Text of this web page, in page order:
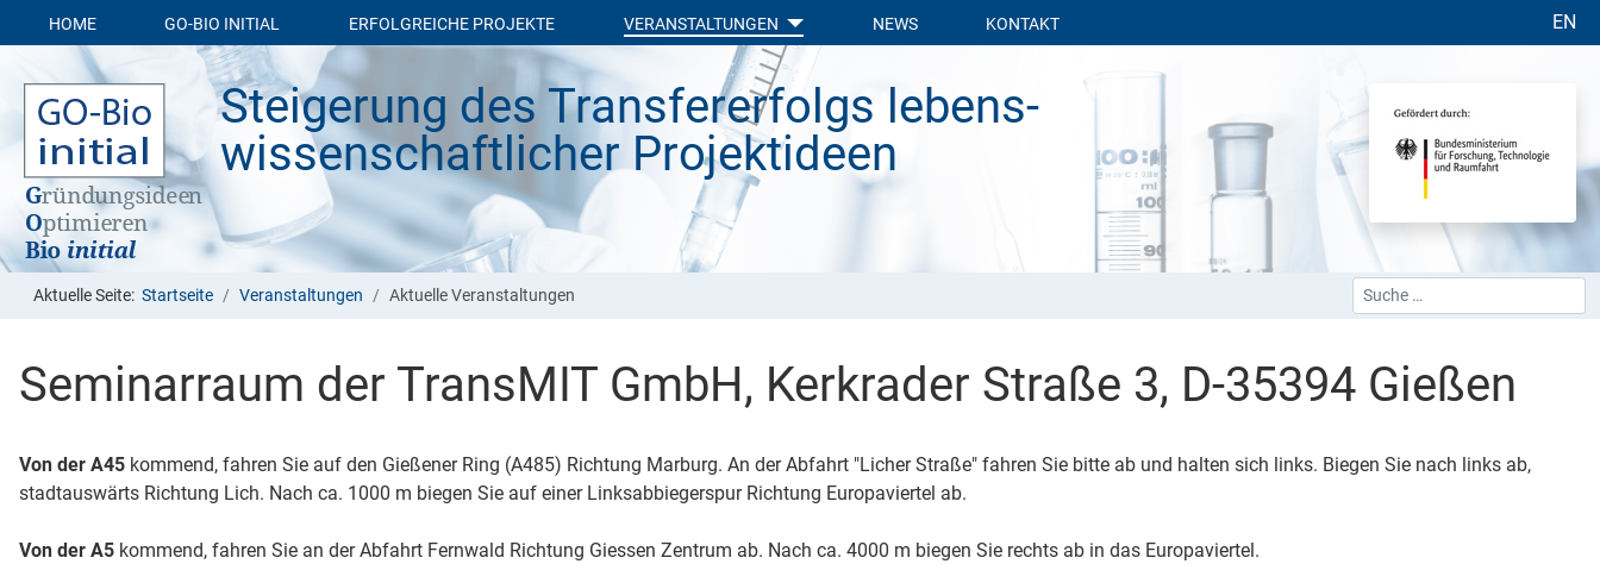
HOME GO-BIO INITIAL ERFOLGREICHE PROJEKTE VERANSTALTUNGEN NEWS KONTAKT
Sprache
EN
Steigerung des Transfer­erfolgs lebens­
wissen­schaft­licher Projekt­ideen
Aktuelle Seite: Startseite Veranstaltungen Aktuelle Veranstaltungen
Suchen
Seminarraum der TransMIT GmbH, Kerkrader Straße 3, D-35394 Gießen
Von der A45 kommend, fahren Sie auf den Gießener Ring (A485) Richtung Marburg. An der Abfahrt "Licher Straße" fahren Sie bitte ab und halten sich links. Biegen Sie nach links ab,
stadtauswärts Richtung Lich. Nach ca. 1000 m biegen Sie auf einer Linksabbiegerspur Richtung Europaviertel ab.
Von der A5 kommend, fahren Sie an der Abfahrt Fernwald Richtung Giessen Zentrum ab. Nach ca. 4000 m biegen Sie rechts ab in das Europaviertel.